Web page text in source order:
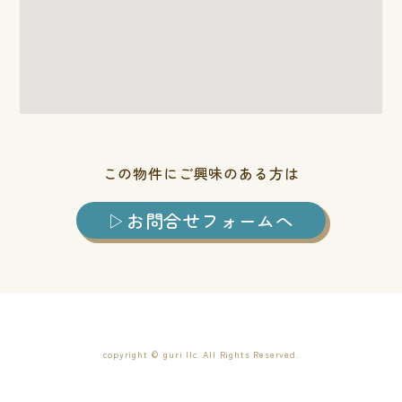
この物件にご興味のある方は
お問合せフォームへ
copyright © guri llc. All Rights Reserved.